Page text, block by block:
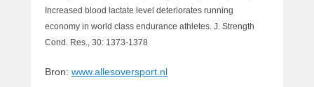
Increased blood lactate level deteriorates running
economy in world class endurance athletes. J. Strength
Cond. Res., 30: 1373-1378
Bron: www.allesoversport.nl